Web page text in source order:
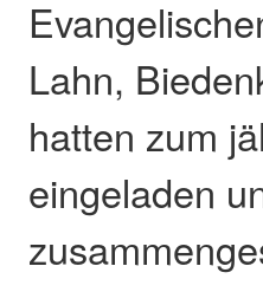
Lahn,
hatten zum
eingeladen